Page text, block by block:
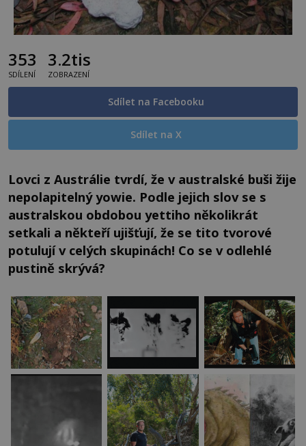
353
SDÍLENÍ
3.2tis
ZOBRAZENÍ
Sdílet na Facebooku
Sdílet na X
Lovci z Austrálie tvrdí, že v australské buši žije
nepolapitelný yowie. Podle jejich slov se s
australskou obdobou yettiho několikrát
setkali a někteří ujišťují, že se tito tvorové
potulují v celých skupinách! Co se v odlehlé
pustině skrývá?